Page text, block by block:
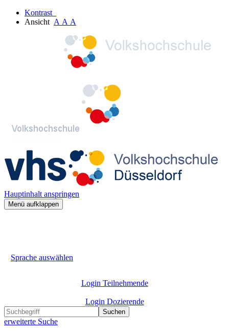
Kontrast
Ansicht A A A
Hauptinhalt anspringen
Menü aufklappen
Sprache auswählen
Login Teilnehmende
Login Dozierende
Suchen
erweiterte Suche